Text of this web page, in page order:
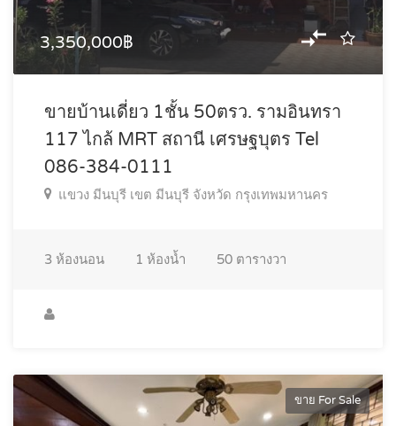
3,350,000฿
ขายบ้านเดี่ยว 1ชั้น 50ตรว. รามอินทรา
117 ไกล้ MRT สถานี เศรษฐบุตร Tel
086-384-0111
แขวง มีนบุรี เขต มีนบุรี จังหวัด กรุงเทพมหานคร
3 ห้องนอน 1 ห้องน้ำ 50 ตารางวา
ขาย For Sale